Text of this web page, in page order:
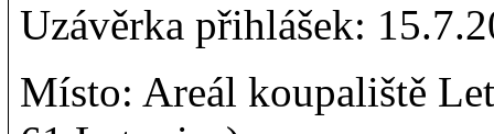
Uzávěrka přihlášek:
Místo: Areál koupaliště